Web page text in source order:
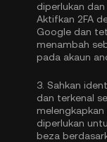
diperlukan
Aktifkan 2FA
Google dan
menambah
pada akaun
3. Sahkan
dan terkenal
melengkapkan
diperlukan
beza